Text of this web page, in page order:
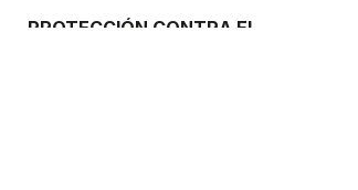
PROTECCIÓN CONTRA EL